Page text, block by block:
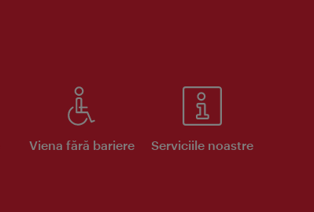
Viena fără bariere Serviciile noastre